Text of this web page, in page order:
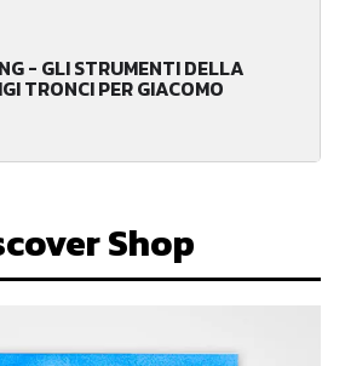
- GLI STRUMENTI DELLA
TRONCI PER GIACOMO
Shop